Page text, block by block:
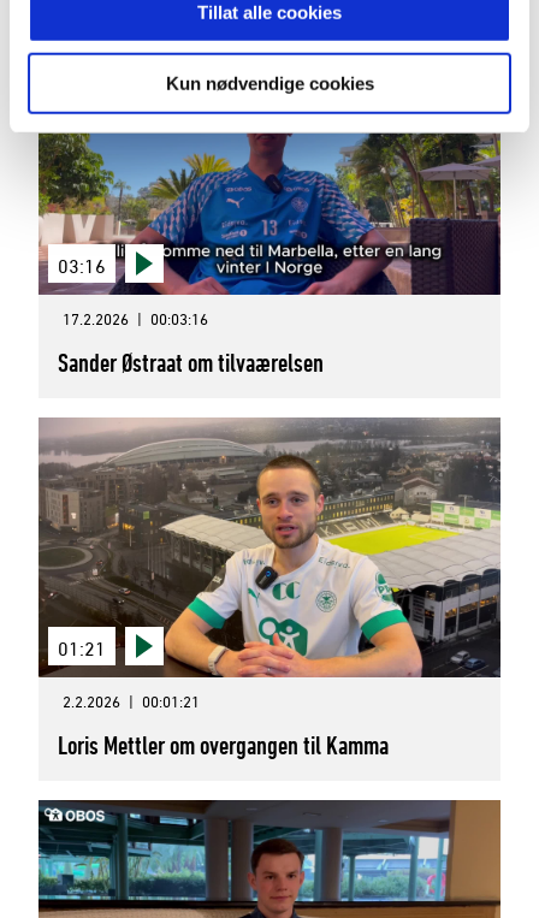
Tillat alle cookies
Kun nødvendige cookies
03:16
17.2.2026 | 00:03:16
Sander Østraat om tilvaærelsen
01:21
2.2.2026 | 00:01:21
Loris Mettler om overgangen til Kamma